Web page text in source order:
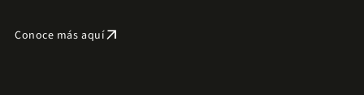
Conoce más aquíarrow_outward